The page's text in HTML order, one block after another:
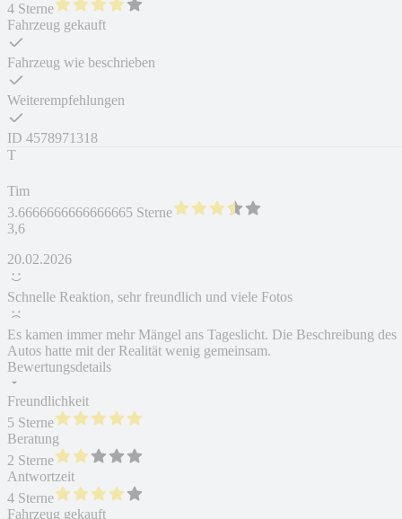
4 Sterne
Fahrzeug gekauft
Fahrzeug wie beschrieben
Weiterempfehlungen
ID 4578971318
T
Tim
3.6666666666666665 Sterne
3,6
20.02.2026
Schnelle Reaktion, sehr freundlich und viele Fotos
Es kamen immer mehr Mängel ans Tageslicht. Die Beschreibung des
Autos hatte mit der Realität wenig gemeinsam.
Bewertungsdetails
Freundlichkeit
5 Sterne
Beratung
2 Sterne
Antwortzeit
4 Sterne
Fahrzeug gekauft